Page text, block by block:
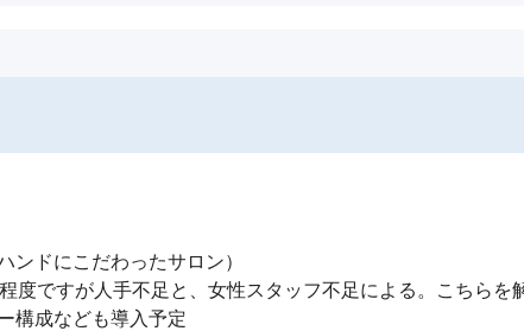
ンドにこだわったサロン）
度ですが人手不足と、女性スタッフ不足による。こちらを
構成なども導入予定